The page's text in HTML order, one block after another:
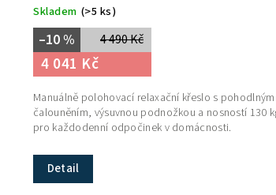
Skladem (>5 ks)
4 490 Kč
–10 %
4 041 Kč
Detail
Manuálně polohovací relaxační křeslo s
čalouněním, výsuvnou podnožkou a nosností 130
pro každodenní odpočinek v domácnosti.